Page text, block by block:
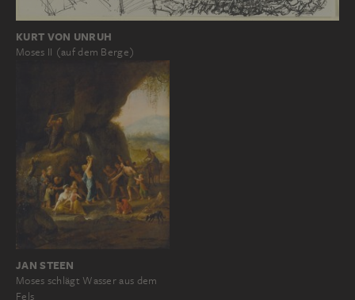
KURT VON UNRUH
Moses II (auf dem Berge)
JAN STEEN
Moses schlägt Wasser aus dem
Fels